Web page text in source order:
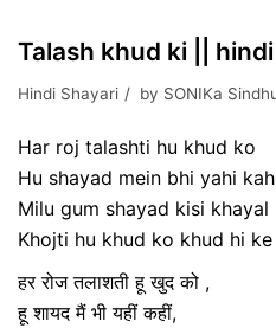
Talash khud ki ||
Hindi Shayari by SONIKa
Har roj talashti hu khud ko
Hu shayad mein bhi yahi
Milu gum shayad kisi khayal
Khojti hu khud ko khud hi
हर रोज तलाशती हू खुद को ,
हू शायद मैं भी यहीं कहीं,